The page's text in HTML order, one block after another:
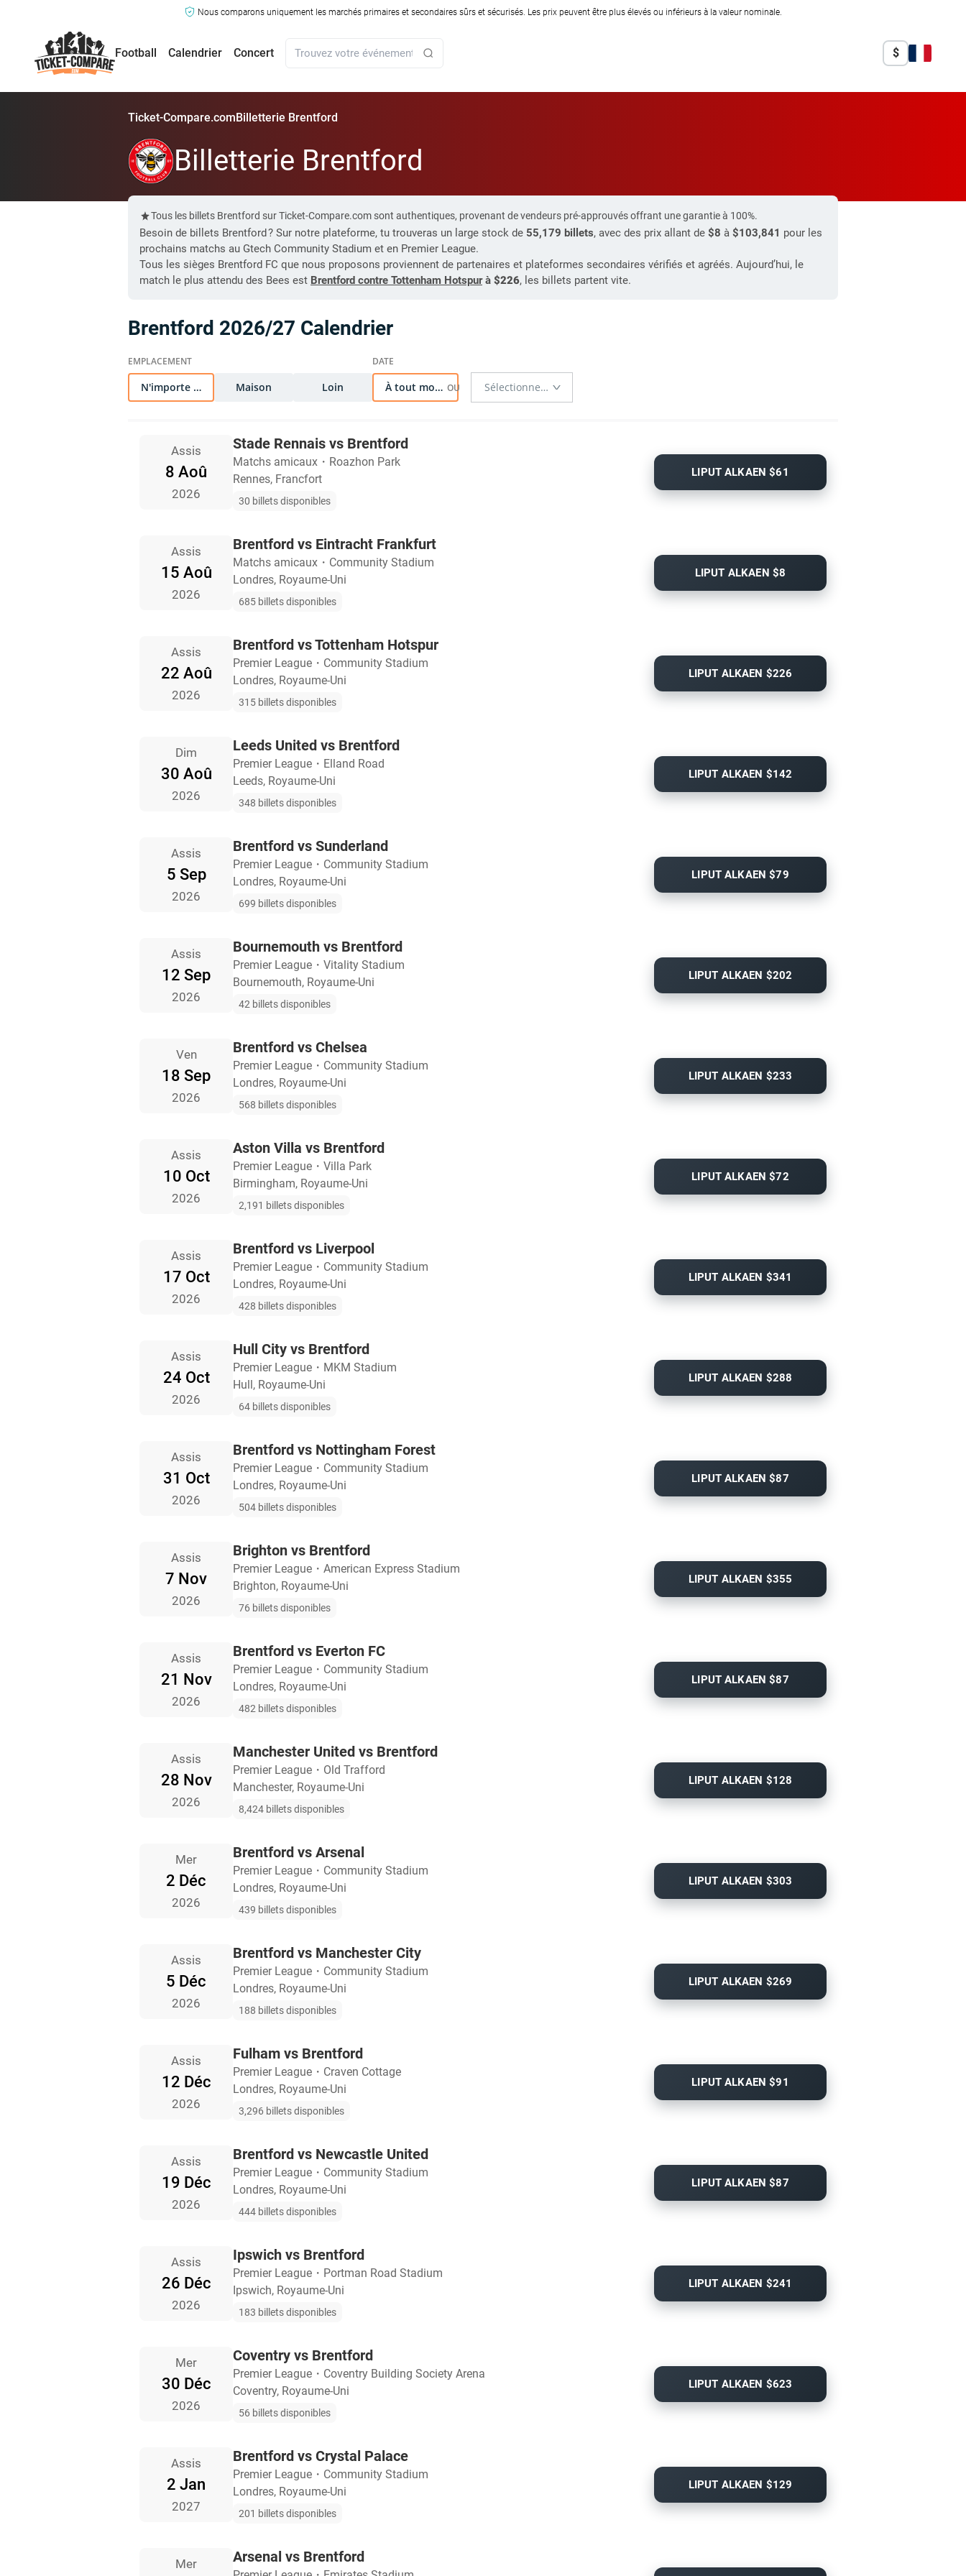
Nous comparons uniquement les marchés primaires et secondaires sûrs et sécurisés. Les prix peuvent être plus élevés ou inférieurs à la valeur nominale.
Football Calendrier Concert $
Ticket-Compare.comBilletterie Brentford
Billetterie Brentford
Tous les billets Brentford sur Ticket-Compare.com sont authentiques, provenant de vendeurs pré-approuvés offrant une garantie à 100%.
Besoin de billets Brentford ? Sur notre plateforme, tu trouveras un large stock de 55,179 billets, avec des prix allant de $8 à $103,841 pour les
prochains matchs au Gtech Community Stadium et en Premier League.
Tous les sièges Brentford FC que nous proposons proviennent de partenaires et plateformes secondaires vérifiés et agréés. Aujourd’hui, le
match le plus attendu des Bees est Brentford contre Tottenham Hotspurà $226, les billets partent vite.
Brentford 2026/27 Calendrier
N'importe quel Maison Loin À tout moment
Assis
8 Aoû
2026
Stade Rennais vs Brentford
Matchs amicaux ・ Roazhon Park
Rennes, Francfort
30 billets disponibles
LIPUT ALKAEN $61
Assis
15 Aoû
2026
Brentford vs Eintracht Frankfurt
Matchs amicaux ・ Community Stadium
Londres, Royaume-Uni
685 billets disponibles
LIPUT ALKAEN $8
Assis
22 Aoû
2026
Brentford vs Tottenham Hotspur
Premier League ・ Community Stadium
Londres, Royaume-Uni
315 billets disponibles
LIPUT ALKAEN $226
Dim
30 Aoû
2026
Leeds United vs Brentford
Premier League ・ Elland Road
Leeds, Royaume-Uni
348 billets disponibles
LIPUT ALKAEN $142
Assis
5 Sep
2026
Brentford vs Sunderland
Premier League ・ Community Stadium
Londres, Royaume-Uni
699 billets disponibles
LIPUT ALKAEN $79
Assis
12 Sep
2026
Bournemouth vs Brentford
Premier League ・ Vitality Stadium
Bournemouth, Royaume-Uni
42 billets disponibles
LIPUT ALKAEN $202
Ven
18 Sep
2026
Brentford vs Chelsea
Premier League ・ Community Stadium
Londres, Royaume-Uni
568 billets disponibles
LIPUT ALKAEN $233
Assis
10 Oct
2026
Aston Villa vs Brentford
Premier League ・ Villa Park
Birmingham, Royaume-Uni
2,191 billets disponibles
LIPUT ALKAEN $72
Assis
17 Oct
2026
Brentford vs Liverpool
Premier League ・ Community Stadium
Londres, Royaume-Uni
428 billets disponibles
LIPUT ALKAEN $341
Assis
24 Oct
2026
Hull City vs Brentford
Premier League ・ MKM Stadium
Hull, Royaume-Uni
64 billets disponibles
LIPUT ALKAEN $288
Assis
31 Oct
2026
Brentford vs Nottingham Forest
Premier League ・ Community Stadium
Londres, Royaume-Uni
504 billets disponibles
LIPUT ALKAEN $87
Assis
7 Nov
2026
Brighton vs Brentford
Premier League ・ American Express Stadium
Brighton, Royaume-Uni
76 billets disponibles
LIPUT ALKAEN $355
Assis
21 Nov
2026
Brentford vs Everton FC
Premier League ・ Community Stadium
Londres, Royaume-Uni
482 billets disponibles
LIPUT ALKAEN $87
Assis
28 Nov
2026
Manchester United vs Brentford
Premier League ・ Old Trafford
Manchester, Royaume-Uni
8,424 billets disponibles
LIPUT ALKAEN $128
Mer
2 Déc
2026
Brentford vs Arsenal
Premier League ・ Community Stadium
Londres, Royaume-Uni
439 billets disponibles
LIPUT ALKAEN $303
Assis
5 Déc
2026
Brentford vs Manchester City
Premier League ・ Community Stadium
Londres, Royaume-Uni
188 billets disponibles
LIPUT ALKAEN $269
Assis
12 Déc
2026
Fulham vs Brentford
Premier League ・ Craven Cottage
Londres, Royaume-Uni
3,296 billets disponibles
LIPUT ALKAEN $91
Assis
19 Déc
2026
Brentford vs Newcastle United
Premier League ・ Community Stadium
Londres, Royaume-Uni
444 billets disponibles
LIPUT ALKAEN $87
Assis
26 Déc
2026
Ipswich vs Brentford
Premier League ・ Portman Road Stadium
Ipswich, Royaume-Uni
183 billets disponibles
LIPUT ALKAEN $241
Mer
30 Déc
2026
Coventry vs Brentford
Premier League ・ Coventry Building Society Arena
Coventry, Royaume-Uni
56 billets disponibles
LIPUT ALKAEN $623
Assis
2 Jan
2027
Brentford vs Crystal Palace
Premier League ・ Community Stadium
Londres, Royaume-Uni
201 billets disponibles
LIPUT ALKAEN $129
Mer Arsenal vs Brentford